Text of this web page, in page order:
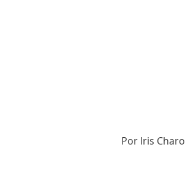
Por Iris Charo